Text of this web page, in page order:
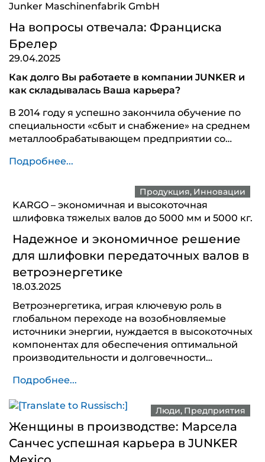
Junker Maschinenfabrik GmbH
На вопросы отвечала: Франциска
Брелер
29.04.2025
Как долго Вы работаете в компании JUNKER и
как складывалась Ваша карьера?
В 2014 году я успешно закончила обучение по
специальности «сбыт и снабжение» на среднем
металлообрабатывающем предприятии со…
Подробнее...
Продукция Инновации
KARGO – экономичная и высокоточная
шлифовка тяжелых валов до 5000 мм и 5000 кг.
Надежное и экономичное решение
для шлифовки передаточных валов в
ветроэнергетике
18.03.2025
Ветроэнергетика, играя ключевую роль в
глобальном переходе на возобновляемые
источники энергии, нуждается в высокоточных
компонентах для обеспечения оптимальной
производительности и долговечности…
Подробнее...
Люди Предприятия
Женщины в производстве: Марсела
Санчес успешная карьера в JUNKER